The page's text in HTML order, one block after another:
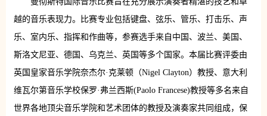
越的音乐表现力。比赛专业包括键盘、弦乐、管乐、打击乐、声
乐、室内乐、指挥和作曲等，参赛选手来自中国、波兰、美国、
斯洛文尼亚、德国、乌克兰、英国等多个国家。本届比赛评委由
英国皇家音乐学院奈杰尔·克莱顿（Nigel Clayton）教授、意大利
维瓦尔第音乐学校保罗·弗兰西斯(Paolo Francese)教授等多名来自
世界各地顶尖音乐学院和艺术团体的教授及演奏家共同组成，保